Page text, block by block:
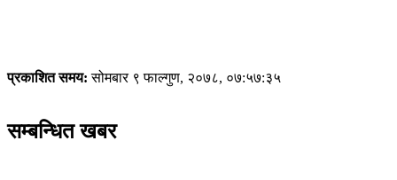
प्रकाशित समय: सोमबार ९ फाल्गुण, २०७८, ०७:५७:३५
सम्बन्धित खबर